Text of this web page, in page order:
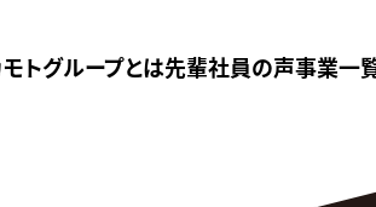
トグループとは先輩社員の声事業一